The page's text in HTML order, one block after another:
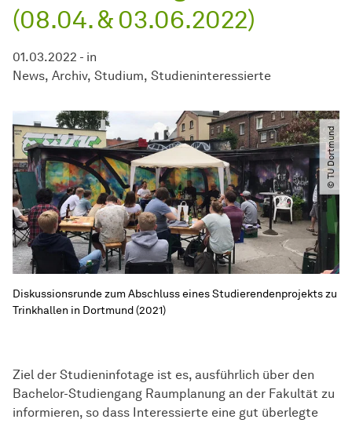
(08.04. & 03.06.2022)
01.03.2022 - in
News Archiv Studium Studien­interessierte
© TU Dortmund
Diskussionsrunde zum Abschluss eines Studierendenprojekts zu
Trinkhallen in Dortmund (2021)
Ziel der Studieninfotage ist es, ausführlich über den
Bachelor-Stu­di­en­gang Raum­pla­nung an der Fa­kul­tät zu
in­for­mie­ren, so dass In­te­res­sier­te eine gut überlegte